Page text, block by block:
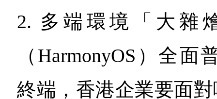
2. 多端環境「大雜
（HarmonyOS）全
終端，香港企業要面